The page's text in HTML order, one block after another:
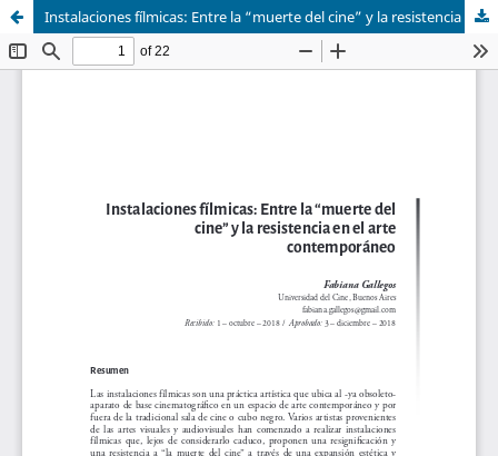
Instalaciones fílmicas: Entre la “muerte del cine” y la resistencia en el arte contemporáneo